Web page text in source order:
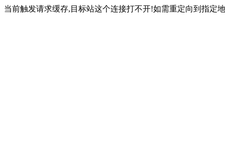
当前触发请求缓存,目标站这个连接打不开!如需重定向到指定